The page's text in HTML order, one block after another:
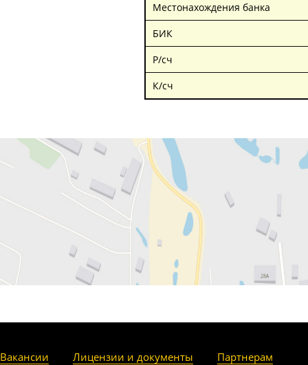
Местонахождения банка
БИК
Р/сч
К/сч
Вакансии Лицензии и документы Партнерам